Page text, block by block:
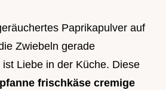
Paprikapulver auf
Zwiebeln gerade
Liebe in der Küche. Diese
frischkäse cremige